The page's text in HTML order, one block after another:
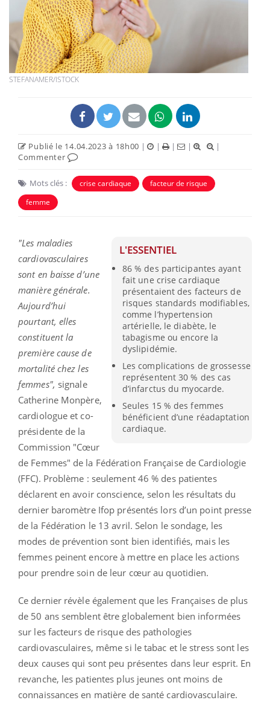
STEFANAMER/ISTOCK
Publié le 14.04.2023 à 18h00 | | | |
|
Commenter
Mots clés : crise cardiaque
facteur de risque
femme
L'ESSENTIEL
86 % des participantes ayant
fait une crise cardiaque
présentaient des facteurs de
risques standards modifiables,
comme l’hypertension
artérielle, le diabète, le
tabagisme ou encore la
dyslipidémie.
Les complications de grossesse
représentent 30 % des cas
d’infarctus du myocarde.
Seules 15 % des femmes
bénéficient d’une réadaptation
cardiaque.
"Les maladies
cardiovasculaires
sont en baisse d’une
manière générale.
Aujourd’hui
pourtant, elles
constituent la
première cause de
mortalité chez les
femmes", signale
Catherine Monpère,
cardiologue et co-
présidente de la
Commission "Cœur
de Femmes" de la Fédération Française de Cardiologie
(FFC). Problème : seulement 46 % des patientes
déclarent en avoir conscience, selon les résultats du
dernier baromètre Ifop présentés lors d’un point presse
de la Fédération le 13 avril. Selon le sondage, les
modes de prévention sont bien identifiés, mais les
femmes peinent encore à mettre en place les actions
pour prendre soin de leur cœur au quotidien.
Ce dernier révèle également que les Françaises de plus
de 50 ans semblent être globalement bien informées
sur les facteurs de risque des pathologies
cardiovasculaires, même si le tabac et le stress sont les
deux causes qui sont peu présentes dans leur esprit. En
revanche, les patientes plus jeunes ont moins de
connaissances en matière de santé cardiovasculaire.